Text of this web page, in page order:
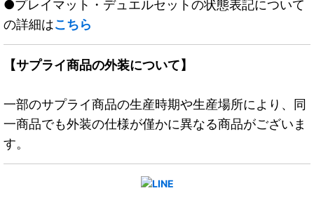
●プレイマット・デュエルセットの状態表記について
の詳細はこちら
【サプライ商品の外装について】
一部のサプライ商品の生産時期や生産場所により、同
一商品でも外装の仕様が僅かに異なる商品がございま
す。